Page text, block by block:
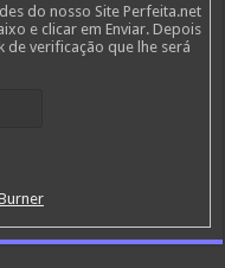
do nosso Site Perfeita.net
e clicar em Enviar. Depois
de verificação que lhe será